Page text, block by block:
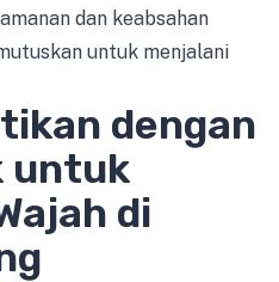
dan keabsahan
untuk menjalani
dengan
untuk
di